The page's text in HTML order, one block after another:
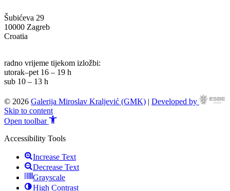
Šubićeva 29
10000 Zagreb
Croatia
radno vrijeme tijekom izložbi:
utorak–pet 16 – 19 h
sub 10 – 13 h
© 2026 Galerija Miroslav Kraljević (GMK) | Developed by
Skip to content
Open toolbar
Accessibility Tools
Increase Text
Decrease Text
Grayscale
High Contrast